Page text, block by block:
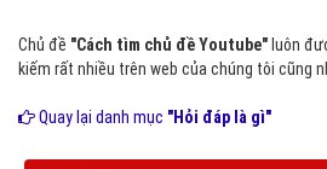
Chủ đề "Cách tìm chủ đề Youtube" luôn
kiếm rất nhiều trên web của chúng tôi cũng
Quay lại danh mục "Hỏi đáp là gì"